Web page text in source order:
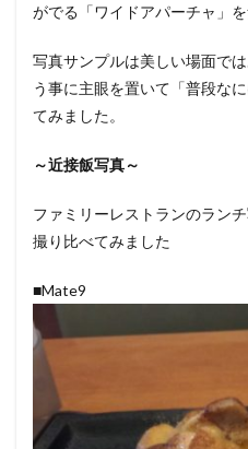
がでる「ワイドアパーチャ」を
写真サンプルは美しい場面で
う事に主眼を置いて「普段な
てみました。
～近接飯写真～
ファミリーレストランのラン
撮り比べてみました
■Mate9